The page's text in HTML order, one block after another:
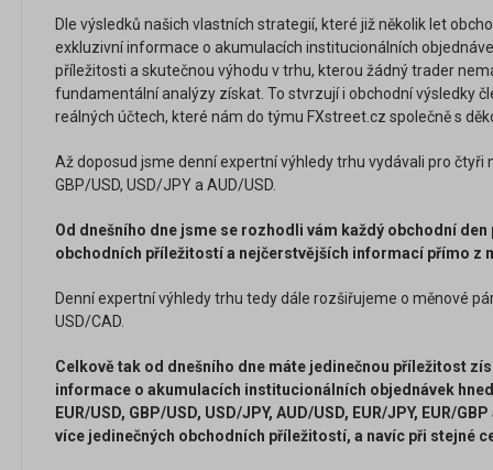
Dle výsledků našich vlastních strategií, které již několik let
exkluzivní informace o akumulacích institucionálních
příležitosti a skutečnou výhodu v trhu, kterou žádný trader
fundamentální analýzy získat. To stvrzují i obchodní výsledky
reálných účtech, které nám do týmu FXstreet.cz společně s
Až doposud jsme denní expertní výhledy trhu vydávali pro čtyři
GBP/USD, USD/JPY a AUD/USD.
Od dnešního dne jsme se rozhodli vám každý obchodní
obchodních příležitostí a nejčerstvějších informací přímo z
Denní expertní výhledy trhu tedy dále rozšiřujeme o měnové
USD/CAD.
Celkově tak od dnešního dne máte jedinečnou příležitost
informace o akumulacích institucionálních objednávek
EUR/USD, GBP/USD, USD/JPY, AUD/USD, EUR/JPY, EUR/
více jedinečných obchodních příležitostí, a navíc při stejné